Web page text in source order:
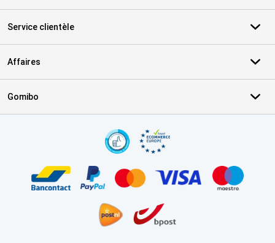
Service clientèle
Affaires
Gomibo